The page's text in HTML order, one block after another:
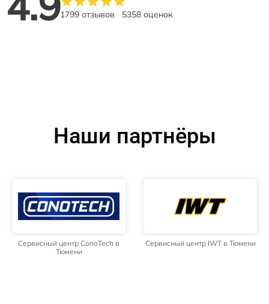
1799 отзывов 5358 оценок
Наши партнёры
Сервисный центр ConoTech в
Тюмени
Сервисный центр IWT в Тюмени